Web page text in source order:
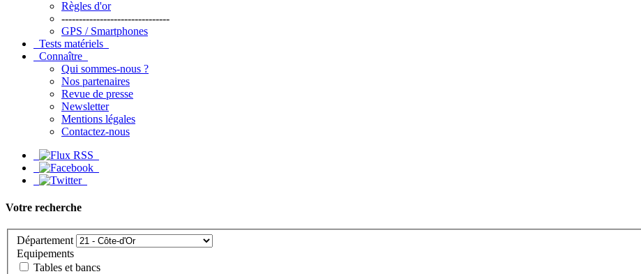
Règles d'or
-------------------------------
GPS / Smartphones
Tests matériels
Connaître
Qui sommes-nous ?
Nos partenaires
Revue de presse
Newsletter
Mentions légales
Contactez-nous
Votre recherche
Département
Equipements
Tables et bancs